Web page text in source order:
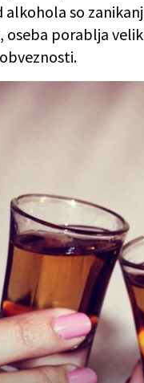
so
oseba porablja